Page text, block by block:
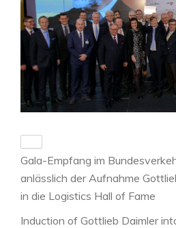
Gala-Empfang im
anlässlich der Aufnahme
in die Logistics Hall of Fame
Induction of Gottlieb Daimler